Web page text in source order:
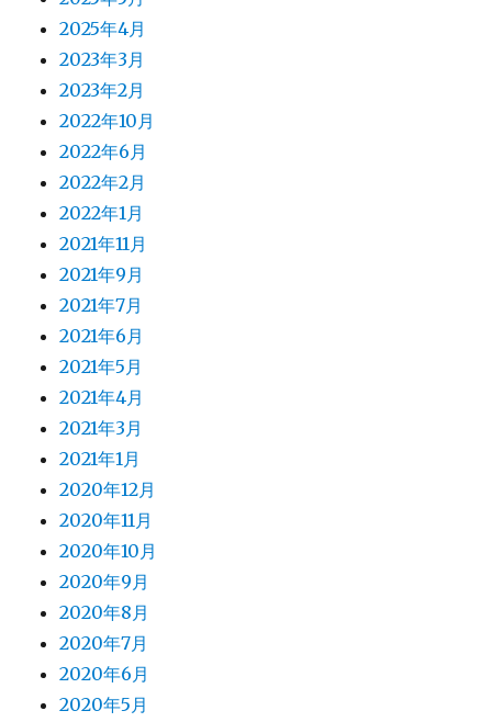
2025年4月
2023年3月
2023年2月
2022年10月
2022年6月
2022年2月
2022年1月
2021年11月
2021年9月
2021年7月
2021年6月
2021年5月
2021年4月
2021年3月
2021年1月
2020年12月
2020年11月
2020年10月
2020年9月
2020年8月
2020年7月
2020年6月
2020年5月